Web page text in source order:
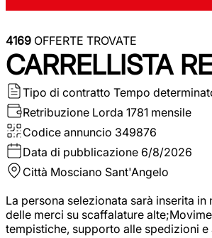
4169 OFFERTE TROVATE
CARRELLISTA
Tipo di contratto Tempo
Retribuzione Lorda 1781 mensile
Codice annuncio 349876
Data di pubblicazione 6/8/2026
Città Mosciano Sant'Angelo
La persona selezionata sarà inserita
delle merci su scaffalature
tempistiche, supporto alle spedizioni